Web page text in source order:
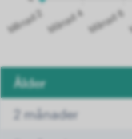
Ålder
2 månader